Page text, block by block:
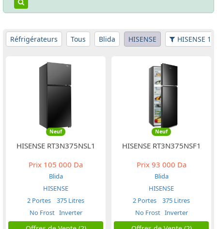
Réfrigérateurs Tous Blida HISENSE HISENSE
Neuf
HISENSE RT3N375NSL1
Prix 105 000 Da
Blida
HISENSE
2 Portes
375 Litres
No Frost Inverter
Neuf
HISENSE RT3N375NSF1
Prix93 000 Da
Blida
HISENSE
2 Portes
375 Litres
No Frost Inverter